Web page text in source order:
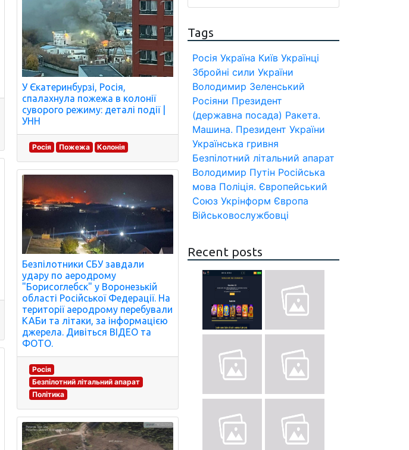
У Єкатеринбурзі, Росія,
спалахнула пожежа в колонії
суворого режиму: деталі події |
УНН
Росія Пожежа Колонія
Безпілотники СБУ завдали
удару по аеродрому
"Борисоглебск" у Воронезькій
області Російської Федерації. На
території аеродрому перебували
КАБи та літаки, за інформацією
джерела. Дивіться ВІДЕО та
ФОТО.
Росія
Безпілотний літальний апарат
Політика
Tags
Росія Україна Київ Українці
Збройні сили України
Володимир Зеленський
Росіяни Президент
(державна посада) Ракета.
Машина. Президент України
Українська гривня
Безпілотний літальний апарат
Володимир Путін Російська
мова Поліція. Європейський
Союз Укрінформ Європа
Військовослужбовці
Recent posts